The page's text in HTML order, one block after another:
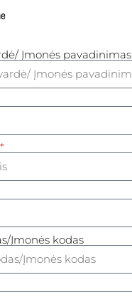
Įmonės pavadinimas
Įmonės kodas